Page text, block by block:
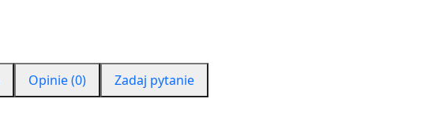
Opinie (0) Zadaj pytanie